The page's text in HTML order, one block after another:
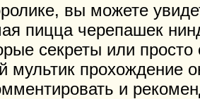
вы можете
пицца черепашек
секреты или просто
мультик прохождение
и